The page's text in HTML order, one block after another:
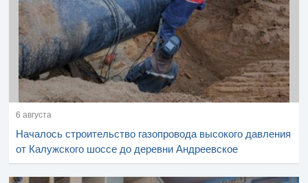
6 августа
Началось строительство газопровода высокого давления
от Калужского шоссе до деревни Андреевское